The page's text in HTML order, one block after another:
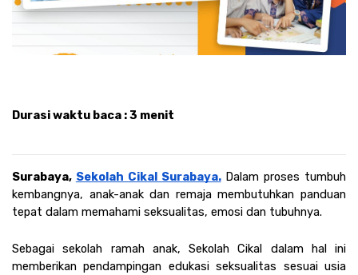
Durasi waktu baca : 3 menit
Surabaya, Sekolah Cikal Surabaya. Dalam proses tumbuh
kembangnya, anak-anak dan remaja membutuhkan panduan
tepat dalam memahami seksualitas, emosi dan tubuhnya.
Sebagai sekolah ramah anak, Sekolah Cikal dalam hal ini
memberikan pendampingan edukasi seksualitas sesuai usia